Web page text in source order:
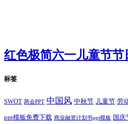
红色极简六一儿童节节
标签
SWOT 两会PPT 中国风 中秋节 儿童节 劳
ppt模板免费下载 商业融资计划书ppt模板 国庆